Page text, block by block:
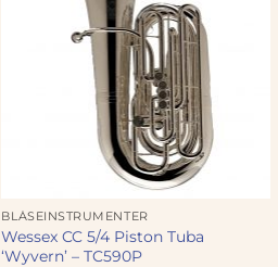
BLÅSEINSTRUMENTER
Wessex CC 5/4 Piston Tuba
‘Wyvern’ – TC590P